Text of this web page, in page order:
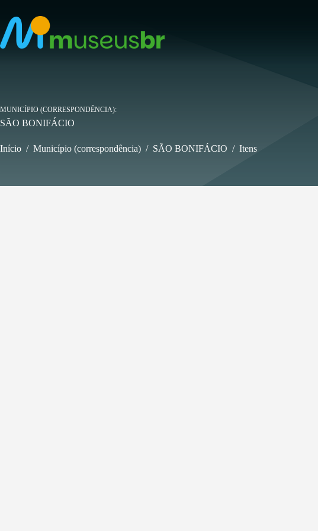
para
conteúdo
MUNICÍPIO (CORRESPONDÊNCIA)
SÃO BONIFÁCIO
Início / Município (correspondência) / SÃO BONIFÁCIO / Itens